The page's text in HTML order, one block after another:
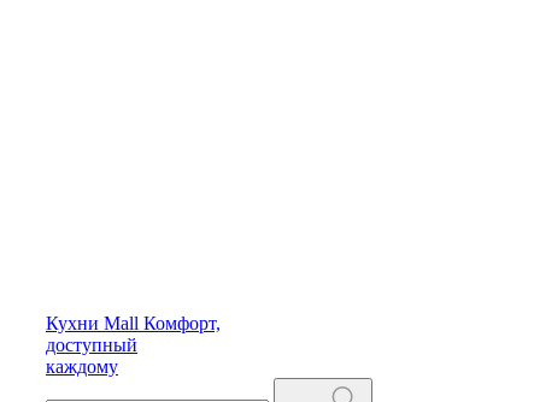
Кухни Mall Комфорт,
доступный
каждому